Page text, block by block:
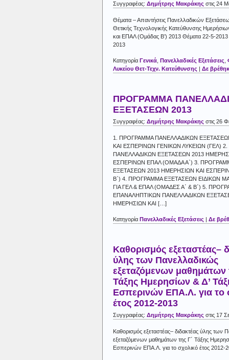
Συγγραφέας: Δημήτρης Μακράκης στις 24
Θέματα – Απαντήσεις Πανελλαδικών
Θετικής Τεχνολογικής Κατεύθυνσης
και ΕΠΑΛ (Ομάδας Β’) 2013 Θέματα 22-5-2013
2013
Κατηγορία Γενικά Πανελλαδικές Εξετάσεις
Λυκείου Θετ-Τεχν. Κατεύθυνσης
Δε
ΠΡΟΓΡΑΜΜΑ
ΕΞΕΤΑΣΕΩΝ 2013
Συγγραφέας: Δημήτρης Μακράκης στις 26
1. ΠΡΟΓΡΑΜΜΑ ΠΑΝΕΛΛΑΔΙΚΩΝ
ΚΑΙ ΕΣΠΕΡΙΝΩΝ ΓΕΝΙΚΩΝ ΛΥΚΕΙΩΝ (ΓΕΛ)
ΠΑΝΕΛΛΑΔΙΚΩΝ ΕΞΕΤΑΣΕΩΝ 2013
ΕΣΠΕΡΙΝΩΝ ΕΠΑΛ (ΟΜΑΔΑ Α΄) 3.
ΕΞΕΤΑΣΕΩΝ 2013 ΗΜΕΡΗΣΙΩΝ ΚΑΙ
Β΄) 4. ΠΡΟΓΡΑΜΜΑ ΕΞΕΤΑΣΕΩΝ ΕΙΔΙΚΩΝ
ΓΙΑ ΓΕΛ & ΕΠΑΛ (ΟΜΑΔΕΣ Α΄ & Β΄) 5.
ΕΠΑΝΑΛΗΠΤΙΚΩΝ ΠΑΝΕΛΛΑΔΙΚΩΝ
ΗΜΕΡΗΣΙΩΝ ΚΑΙ […]
Κατηγορία Πανελλαδικές Εξετάσεις Δε
Καθορισμός εξεταστέας–
ύλης των Πανελλαδικώς
εξεταζόμενων μαθημάτων
Τάξης Ημερησίων & Δ’
Εσπερινών ΕΠΑ.Λ. για το
έτος 2012-2013
Συγγραφέας: Δημήτρης Μακράκης στις 17
Καθορισμός εξεταστέας– διδακτέας ύλης των
εξεταζόμενων μαθημάτων της Γ΄ Τάξης
Εσπερινών ΕΠΑ.Λ. για το σχολικό έτος 2012-